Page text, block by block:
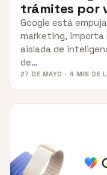
trámites por
Google está
marketing, importa
aislada de
de…
27 DE MAYO · 4 MIN DE